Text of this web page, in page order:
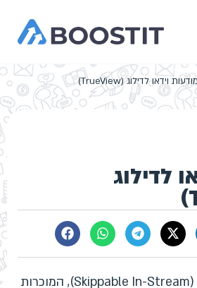
מודעות וידאו לדילוג (TrueView)
לדילוג
מודעות וידאו לדילוג (Skippable In-Stream), המוכרות